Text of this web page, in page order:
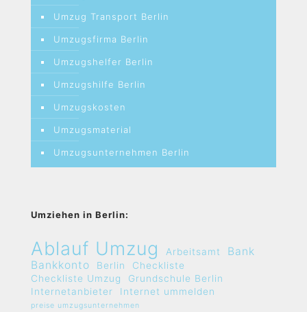
Umzug Transport Berlin
Umzugsfirma Berlin
Umzugshelfer Berlin
Umzugshilfe Berlin
Umzugskosten
Umzugsmaterial
Umzugsunternehmen Berlin
Umziehen in Berlin:
Ablauf Umzug Arbeitsamt
Bank
Bankkonto
Berlin
Checkliste
Checkliste Umzug
Grundschule Berlin
Internetanbieter
Internet ummelden
preise umzugsunternehmen